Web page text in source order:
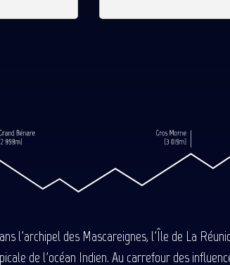
l'archipel des Mascareignes, l'Île de La
de l'océan Indien. Au carrefour des